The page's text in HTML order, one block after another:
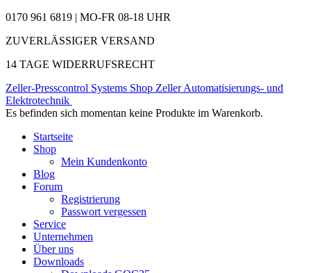
0170 961 6819 | MO-FR 08-18 UHR
ZUVERLÄSSIGER VERSAND
14 TAGE WIDERRUFSRECHT
Zeller-Presscontrol Systems Shop Zeller Automatisierungs- und
Elektrotechnik
Es befinden sich momentan keine Produkte im Warenkorb.
Startseite
Shop
Mein Kundenkonto
Blog
Forum
Registrierung
Passwort vergessen
Service
Unternehmen
Über uns
Downloads